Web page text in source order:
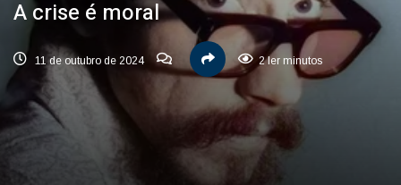
A crise é moral
11 de outubro de 2024 2 ler minutos